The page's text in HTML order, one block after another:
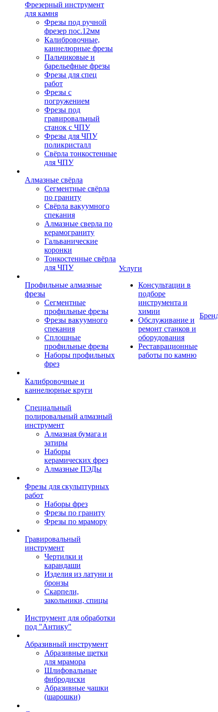
Фрезерный инструмент
для камня
Фрезы под ручной
фрезер пос.12мм
Калибровочные,
каннелюрные фрезы
Пальчиковые и
барельефные фрезы
Фрезы для спец
работ
Фрезы с
погружением
Фрезы под
гравировальный
станок с ЧПУ
Фрезы для ЧПУ
поликристалл
Свёрла тонкостенные
для ЧПУ
Алмазные свёрла
Сегментные свёрла
по граниту
Свёрла вакуумного
спекания
Алмазные сверла по
керамограниту
Гальванические
коронки
Тонкостенные свёрла
для ЧПУ
Профильные алмазные
фрезы
Сегментные
профильные фрезы
Фрезы вакуумного
спекания
Сплошные
профильные фрезы
Наборы профильных
фрез
Калибровочные и
каннелюрные круги
Специальный
полировальный алмазный
инструмент
Алмазная бумага и
затиры
Наборы
керамических фрез
Алмазные ПЭДы
Фрезы для скульптурных
работ
Наборы фрез
Фрезы по граниту
Фрезы по мрамору
Гравировальный
инструмент
Чертилки и
карандаши
Изделия из латуни и
бронзы
Скарпели,
закольники, спицы
Инструмент для обработки
под "Антику"
Абразивный инструмент
Абразивные щетки
для мрамора
Шлифовальные
фибродиски
Абразивные чашки
(шарошки)
Услуги
Консультации в
подборе
инструмента и
химии
Обслуживание и
ремонт станков и
оборудования
Реставрационные
работы по камню